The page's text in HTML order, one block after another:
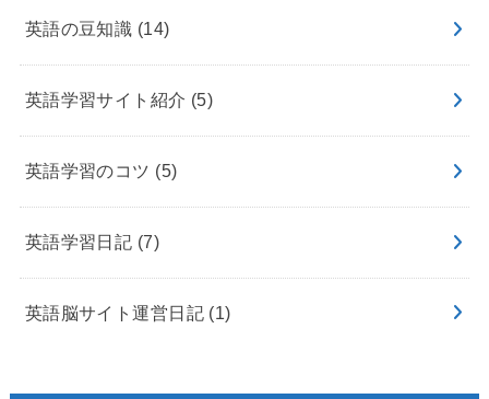
英語の豆知識 (14)
英語学習サイト紹介 (5)
英語学習のコツ (5)
英語学習日記 (7)
英語脳サイト運営日記 (1)